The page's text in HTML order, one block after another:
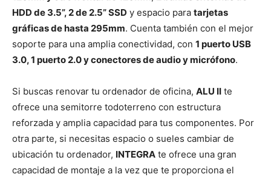
HDD de 3.5”, 2 de 2.5” SSD y espacio para tarjetas
gráficas de hasta 295mm. Cuenta también con el mejor
soporte para una amplia conectividad, con 1 puerto USB
3.0, 1 puerto 2.0 y conectores de audio y micrófono.
Si buscas renovar tu ordenador de oficina, ALU II te
ofrece una semitorre todoterreno con estructura
reforzada y amplia capacidad para tus componentes. Por
otra parte, si necesitas espacio o sueles cambiar de
ubicación tu ordenador, INTEGRA te ofrece una gran
capacidad de montaje a la vez que te proporciona el